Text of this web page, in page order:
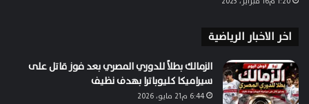
اخر الاخبار الرياضية
الزمالك بطلاً للدوري المصري بعد فوز قاتل على
سيراميكا كليوباترا بهدف نظيف
6:44 م21 مايو، 2026